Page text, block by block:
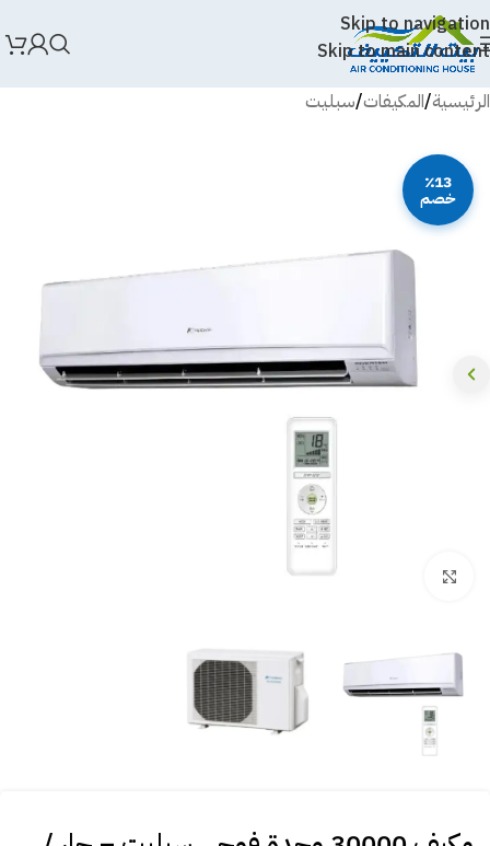
Skip to navigation
Skip to main content
الرئيسية/المكيفات/سبليت
٪13
خصم
Click to enlarge